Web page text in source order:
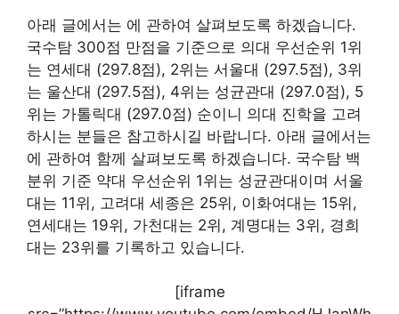
아래 글에서는 에 관하여 살펴보도록 하겠습니다.
국수탐 300점 만점을 기준으로 의대 우선순위 1위
는 연세대 (297.8점), 2위는 서울대 (297.5점), 3위
는 울산대 (297.5점), 4위는 성균관대 (297.0점), 5
위는 가톨릭대 (297.0점) 순이니 의대 진학을 고려
하시는 분들은 참고하시길 바랍니다. 아래 글에서는
에 관하여 함께 살펴보도록 하겠습니다. 국수탐 백
분위 기준 약대 우선순위 1위는 성균관대이며 서울
대는 11위, 고려대 세종은 25위, 이화여대는 15위,
연세대는 19위, 가천대는 2위, 계명대는 3위, 경희
대는 23위를 기록하고 있습니다.
[iframe